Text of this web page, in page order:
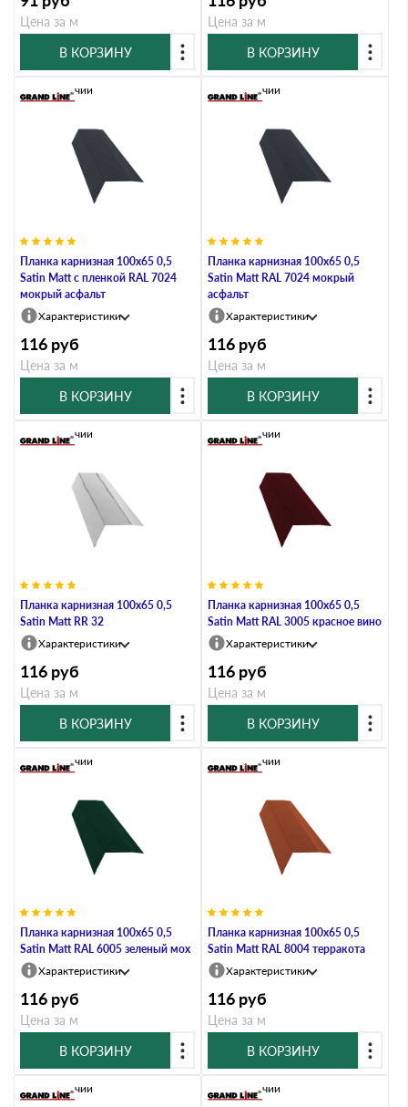
Цена за м
В КОРЗИНУ
Цена за м
В КОРЗИНУ
Планка карнизная 100х65 0,5
Satin Мatt с пленкой RAL 7024
мокрый асфальт
В наличии
Характеристики
116 руб
Цена за м
В КОРЗИНУ
Планка карнизная 100х65 0,5
Satin Мatt RAL 7024 мокрый
асфальт
В наличии
Характеристики
116 руб
Цена за м
В КОРЗИНУ
Планка карнизная 100х65 0,5
Satin Мatt RR 32
В наличии
Характеристики
116 руб
Цена за м
В КОРЗИНУ
Планка карнизная 100х65 0,5
Satin Мatt RAL 3005 красное вино
В наличии
Характеристики
116 руб
Цена за м
В КОРЗИНУ
Планка карнизная 100х65 0,5
Satin Мatt RAL 6005 зеленый мох
В наличии
Характеристики
116 руб
Цена за м
В КОРЗИНУ
Планка карнизная 100х65 0,5
Satin Мatt RAL 8004 терракота
В наличии
Характеристики
116 руб
Цена за м
В КОРЗИНУ
В наличии В наличии